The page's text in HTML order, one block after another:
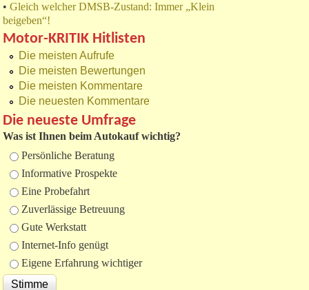
• Gleich welcher DMSB-Zustand: Immer „Klein
beigeben“!
Motor-KRITIK Hitlisten
Die meisten Aufrufe
Die meisten Bewertungen
Die meisten Kommentare
Die neuesten Kommentare
Die neueste Umfrage
Was ist Ihnen beim Autokauf wichtig?
Auswahlmöglichkeiten
Persönliche Beratung
Informative Prospekte
Eine Probefahrt
Zuverlässige Betreuung
Gute Werkstatt
Internet-Info genügt
Eigene Erfahrung wichtiger